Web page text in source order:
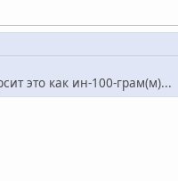
это как ин-100-грам(м)...